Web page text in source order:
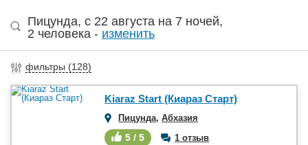
Пицунда, c 22 августа на 7 ночей,
2 человека - изменить
фильтры (128)
Kiaraz Start (Киараз Старт)
Пицунда,Абхазия
5 / 5 1 отзыв